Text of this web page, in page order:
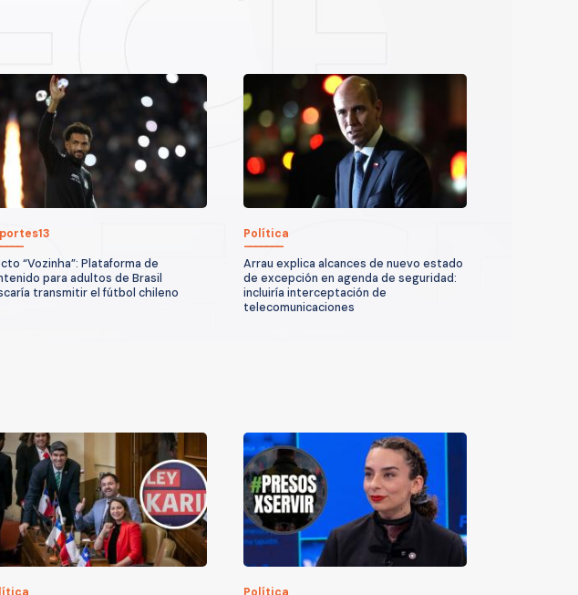
“Vozinha”: Plataforma de
para adultos de Brasil
transmitir el fútbol chileno
Política
Arrau explica alcances de nuevo estado
de excepción en agenda de seguridad:
incluiría interceptación de
telecomunicaciones
Política